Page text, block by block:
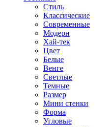
Стиль
Классические
Современные
Модерн
Хай-тек
Цвет
Белые
Венге
Светлые
Темные
Размер
Мини стенки
Форма
Угловые